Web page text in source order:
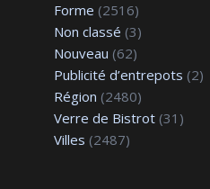
Forme (2516)
Non classé (3)
Nouveau (62)
Publicité d’entrepots (2)
Région (2480)
Verre de Bistrot (31)
Villes (2487)